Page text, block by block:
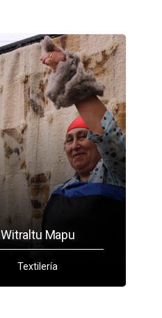
Witraltu Mapu
Textilería